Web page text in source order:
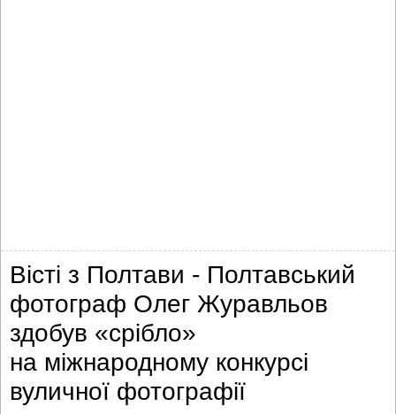
Вісті з Полтави - Полтавський
фотограф Олег Журавльов
здобув «срібло»
на міжнародному конкурсі
вуличної фотографії